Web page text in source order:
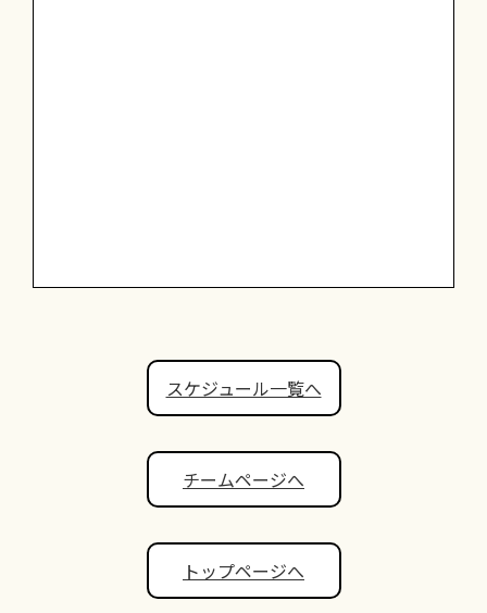
スケジュール一覧へ
チームページへ
トップページへ